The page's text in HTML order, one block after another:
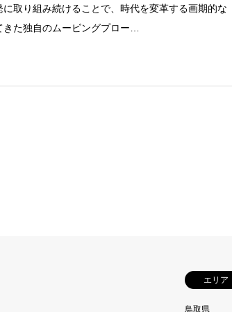
取り組み続けることで、時代を変革する画期的な
た独自のムービングプロー…
エリア
鳥取県